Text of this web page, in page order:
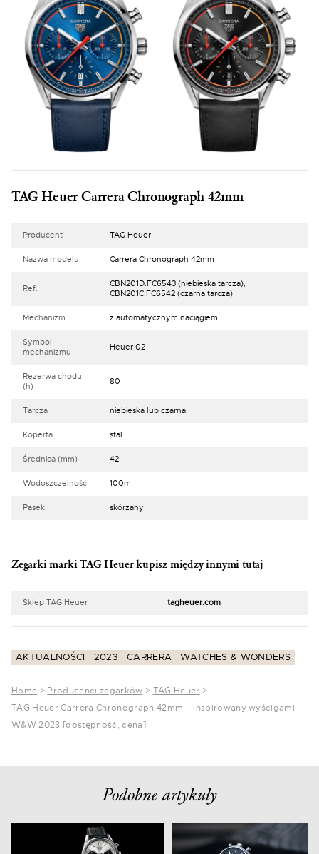
TAG Heuer Carrera Chronograph 42mm
Producent TAG Heuer
Nazwa modelu Carrera Chronograph 42mm
Ref.
CBN201D.FC6543 (niebieska tarcza),
CBN201C.FC6542 (czarna tarcza)
Mechanizm z automatycznym naciągiem
Symbol
mechanizmu
Heuer 02
Rezerwa chodu
(h)
80
Tarcza niebieska lub czarna
Koperta stal
Średnica (mm) 42
Wodoszczelność 100m
Pasek skórzany
Zegarki marki TAG Heuer kupisz między innymi tutaj
Sklep TAG Heuer tagheuer.com
AKTUALNOŚCI 2023 CARRERA WATCHES & WONDERS
Home > Producenci zegarków > TAG Heuer >
TAG Heuer Carrera Chronograph 42mm – inspirowany wyścigami –
W&W 2023 [dostępność, cena]
Podobne artykuły